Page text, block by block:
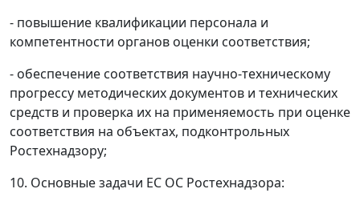
- повышение квалификации персонала и
компетентности органов оценки соответствия;
- обеспечение соответствия научно-техническому
прогрессу методических документов и технических
средств и проверка их на применяемость при оценке
соответствия на объектах, подконтрольных
Ростехнадзору;
10. Основные задачи ЕС ОС Ростехнадзора: